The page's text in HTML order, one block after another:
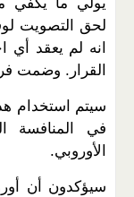
لحق التصويت
انه لم يعقد أي
القرار. وضمت
سيتم استخدام
في المنافسة
الأوروبي.
سيؤكدون أن